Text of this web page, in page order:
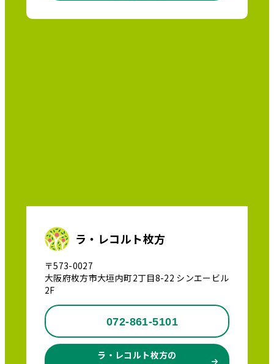
ラ・レコルト枚方
〒573-0027
大阪府枚方市大垣内町2丁目8-22 シンエービル
2F
072-861-5101
ラ・レコルト枚方の